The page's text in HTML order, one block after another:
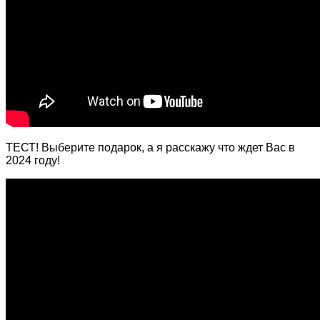
ТЕСТ! Выберите подарок, а я расскажу что ждет Вас в
2024 году!